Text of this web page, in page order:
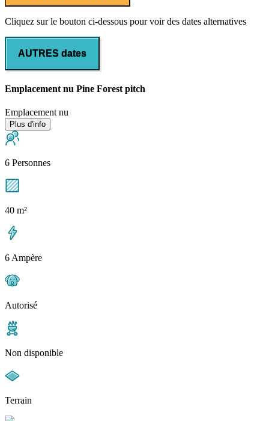
Cliquez sur le bouton ci-dessous pour voir des dates alternatives
AUTRES dates
Emplacement nu Pine Forest pitch
Emplacement nu
Plus d'info
6 Personnes
40 m²
6 Ampère
Autorisé
Non disponible
Terrain